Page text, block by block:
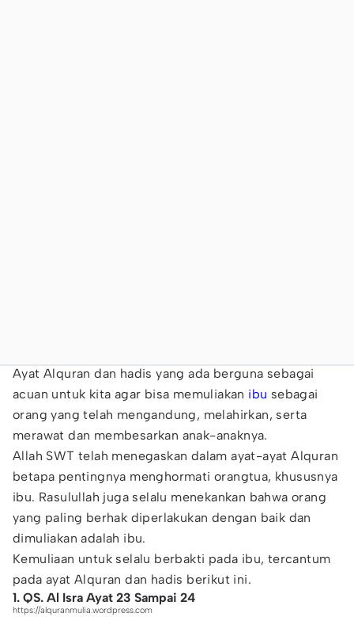
Ayat Alquran dan hadis yang ada berguna sebagai
acuan untuk kita agar bisa memuliakan ibu sebagai
orang yang telah mengandung, melahirkan, serta
merawat dan membesarkan anak-anaknya.
Allah SWT telah menegaskan dalam ayat-ayat Alquran
betapa pentingnya menghormati orangtua, khususnya
ibu. Rasulullah juga selalu menekankan bahwa orang
yang paling berhak diperlakukan dengan baik dan
dimuliakan adalah ibu.
Kemuliaan untuk selalu berbakti pada ibu, tercantum
pada ayat Alquran dan hadis berikut ini.
1. QS. Al Isra Ayat 23 Sampai 24
https://alquranmulia.wordpress.com